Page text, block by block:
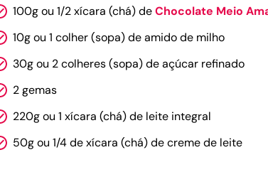
100g ou 1/2 xícara (chá) deChocolate Meio
10g ou 1 colher (sopa) de amido de milho
30g ou 2 colheres (sopa) de açúcar refinado
2 gemas
220g ou 1 xícara (chá) de leite integral
50g ou 1/4 de xícara (chá) de creme de leite